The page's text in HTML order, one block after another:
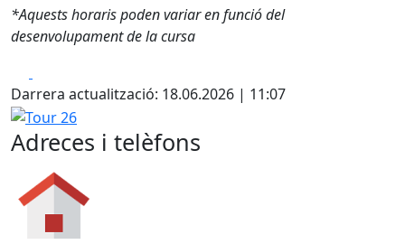
*Aquests horaris poden variar en funció del
desenvolupament de la cursa
Darrera actualització: 18.06.2026 | 11:07
Tour 26
Adreces i telèfons